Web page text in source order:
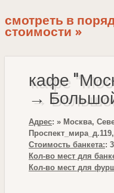
смотреть в
стоимости »
кафе
→
Адрес: » Москва,
Стоимость банкета::
Кол-во мест для
Кол-во мест для